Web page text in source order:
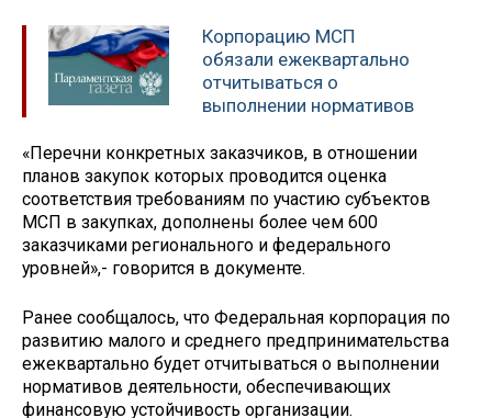
Корпорацию МСП
обязали ежеквартально
отчитываться о
выполнении нормативов
«Перечни конкретных заказчиков, в отношении
планов закупок которых проводится оценка
соответствия требованиям по участию субъектов
МСП в закупках, дополнены более чем 600
заказчиками регионального и федерального
уровней»,- говорится в документе.
Ранее сообщалось, что Федеральная корпорация по
развитию малого и среднего предпринимательства
ежеквартально будет отчитываться о выполнении
нормативов деятельности, обеспечивающих
финансовую устойчивость организации.